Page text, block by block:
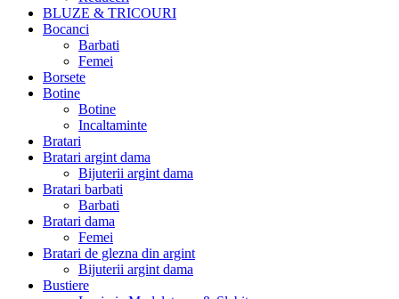
BLUZE & TRICOURI
Bocanci
Barbati
Femei
Borsete
Botine
Botine
Incaltaminte
Bratari
Bratari argint dama
Bijuterii argint dama
Bratari barbati
Barbati
Bratari dama
Femei
Bratari de glezna din argint
Bijuterii argint dama
Bustiere